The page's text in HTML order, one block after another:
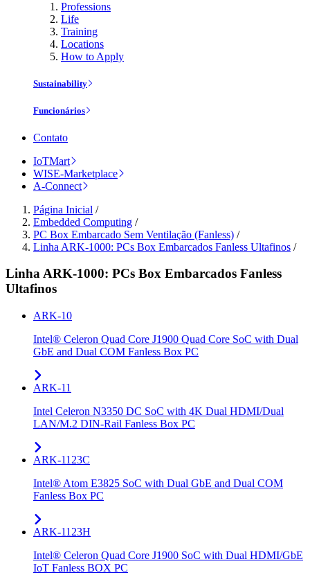
Professions
Life
Training
Locations
How to Apply
Sustainability
Funcionários
Contato
IoTMart
WISE-Marketplace
A-Connect
Página Inicial /
Embedded Computing /
PC Box Embarcado Sem Ventilação (Fanless) /
Linha ARK-1000: PCs Box Embarcados Fanless Ultafinos /
Linha ARK-1000: PCs Box Embarcados Fanless
Ultafinos
ARK-10
Intel® Celeron Quad Core J1900 Quad Core SoC with Dual
GbE and Dual COM Fanless Box PC
ARK-11
Intel Celeron N3350 DC SoC with 4K Dual HDMI/Dual
LAN/M.2 DIN-Rail Fanless Box PC
ARK-1123C
Intel® Atom E3825 SoC with Dual GbE and Dual COM
Fanless Box PC
ARK-1123H
Intel® Celeron Quad Core J1900 SoC with Dual HDMI/GbE
IoT Fanless BOX PC